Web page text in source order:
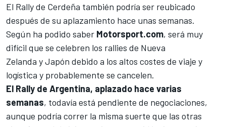
El Rally de Cerdeña también podría ser reubicado
después de su aplazamiento hace unas semanas.
Según ha podido saber Motorsport.com, será muy
difícil que se celebren los rallies de Nueva
Zelanda y Japón debido a los altos costes de viaje y
logística y probablemente se cancelen.
El Rally de Argentina, aplazado hace varias
semanas, todavía está pendiente de negociaciones,
aunque podría correr la misma suerte que las otras